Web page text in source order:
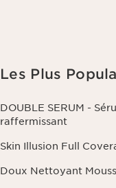
Les Plus
DOUBLE SERUM -
raffermissant
Skin Illusion Full
Doux Nettoyant